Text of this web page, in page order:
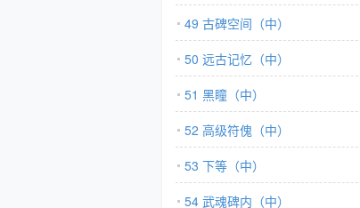
49 古碑空间（中）
50 远古记忆（中）
51 黑瞳（中）
52 高级符傀（中）
53 下等（中）
54 武魂碑内（中）